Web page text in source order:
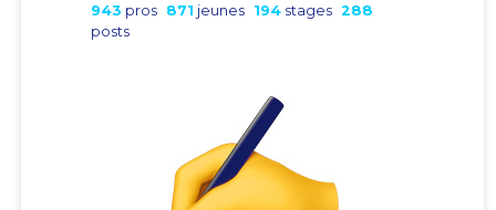
943 pros 871 jeunes 194 stages 288
posts